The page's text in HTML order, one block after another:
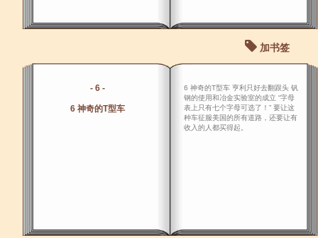
加书签
- 6 -
6 神奇的T型车
6 神奇的T型车 亨利只好去翻跟头 钒
钢的使用和冶金实验室的成立 “字母
表上只有七个字母可选了！” 要让这
种车征服美国的所有道路，还要让有
收入的人都买得起。